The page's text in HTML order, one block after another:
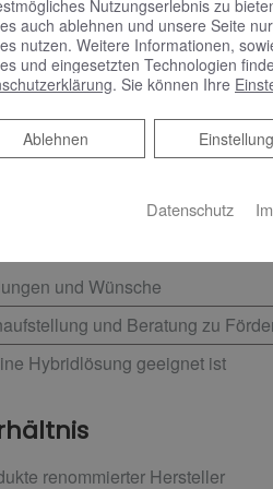
um basierend
übernehmen wir zudem die
Sie höchste Qualität, sowohl
Planung
und Wünsche
und Beratung zu
Hybridlösung geeignet ist
renommierter Hersteller
Nutzungserlebnis zu
auch ablehnen und unsere Seite
nutzen. Weitere Informationen,
und eingesetzten Technologien
. Sie können Ihre
Ablehnen
Ablehnen
Datenschutz